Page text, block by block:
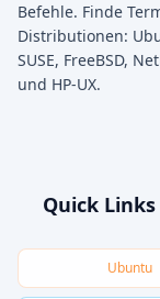
Befehle. Finde
Distributionen:
SUSE, FreeBSD,
und HP-UX.
Quick Links
Ubuntu